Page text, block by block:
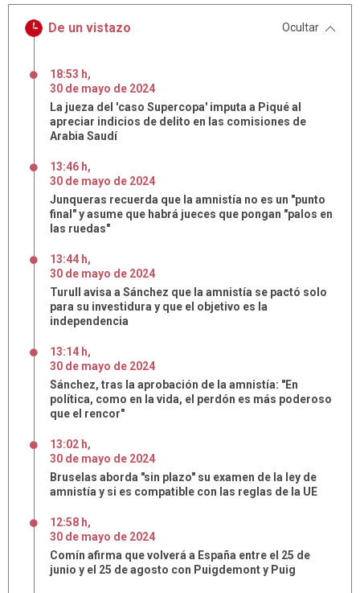
De un vistazo Ocultar
18:53 h,
30 de mayo de 2024
La jueza del 'caso Supercopa' imputa a Piqué al
apreciar indicios de delito en las comisiones de
Arabia Saudí
13:46 h,
30 de mayo de 2024
Junqueras recuerda que la amnistía no es un "punto
final" y asume que habrá jueces que pongan "palos en
las ruedas"
13:44 h,
30 de mayo de 2024
Turull avisa a Sánchez que la amnistía se pactó solo
para su investidura y que el objetivo es la
independencia
13:14 h,
30 de mayo de 2024
Sánchez, tras la aprobación de la amnistía: "En
política, como en la vida, el perdón es más poderoso
que el rencor"
13:02 h,
30 de mayo de 2024
Bruselas aborda "sin plazo" su examen de la ley de
amnistía y si es compatible con las reglas de la UE
12:58 h,
30 de mayo de 2024
Comín afirma que volverá a España entre el 25 de
junio y el 25 de agosto con Puigdemont y Puig